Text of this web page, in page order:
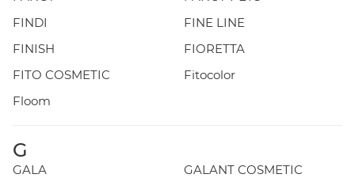
FINDI
FINE LINE
FINISH
FIORETTA
FITO COSMETIC
Fitocolor
Floom
G
GALA
GALANT COSMETIC